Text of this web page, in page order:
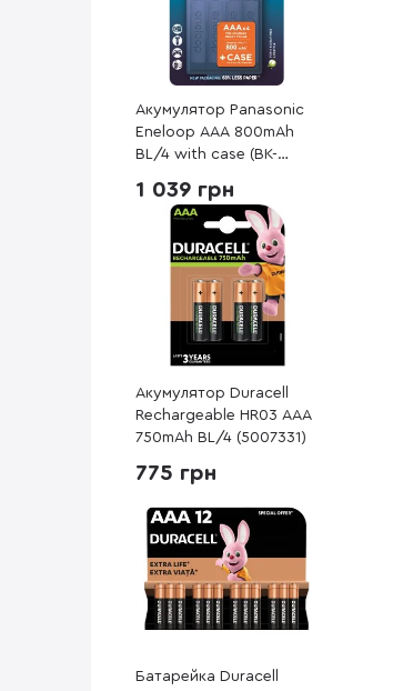
Акумулятор Panasonic
Eneloop AAA 800mAh
BL/4 with case (BK-
1 039 грн
Акумулятор Duracell
Rechargeable HR03 AAA
750mAh BL/4 (5007331)
775 грн
Батарейка Duracell